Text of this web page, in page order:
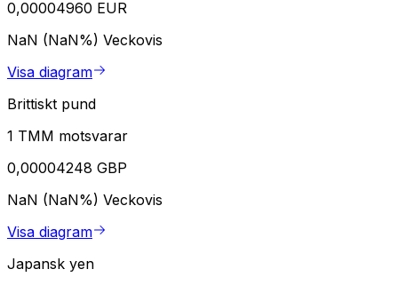
0,00004960 EUR
NaN (NaN%) Veckovis
Visa diagram
Brittiskt pund
1 TMM motsvarar
0,00004248 GBP
NaN (NaN%) Veckovis
Visa diagram
Japansk yen